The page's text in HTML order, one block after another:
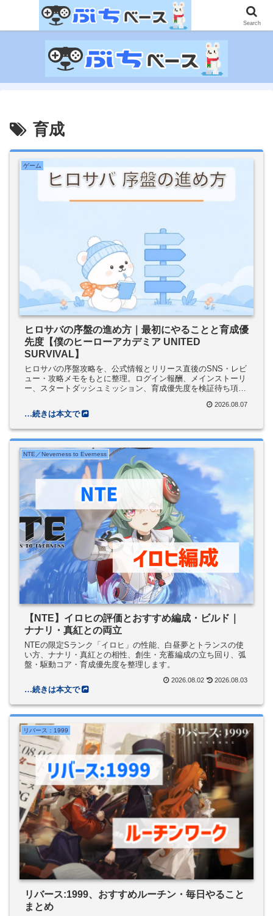
ゲームに課金して得た情報をゲーム記事に仕上げて、収益以上の課金をする無
限機関サイトです。
育成
ゲーム
ヒロサバの序盤の進め方｜最初にやることと育成優
先度【僕のヒーローアカデミア UNITED
SURVIVAL】
ヒロサバの序盤攻略を、公式情報とリリース直後のSNS・レビ
ュー・攻略メモをもとに整理。ログイン報酬、メインストーリ
ー、スタートダッシュミッション、育成優先度を検証待ち項目
2026.08.07
NTE／Neverness to Everness
【NTE】イロヒの評価とおすすめ編成・ビルド｜
ナナリ・真紅との両立
NTEの限定Sランク「イロヒ」の性能、白昼夢とトランスの使
い方、ナナリ・真紅との相性、創生・充蓄編成の立ち回り、弧
盤・駆動コア・育成優先度を整理します。
2026.08.02 2026.08.03
リバース：1999
リバース:1999、おすすめルーチン・毎日やること
まとめ
Search